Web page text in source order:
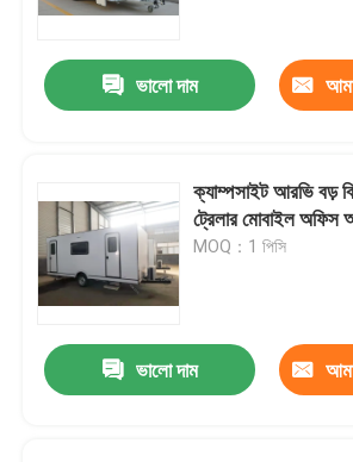
ভালো দাম
ক্যাম্পসাইট আরভি বড়
ট্রেলার মোবাইল
MOQ：1 পিসি
ভালো দাম